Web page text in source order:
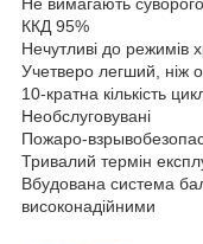
ККД 95%
Нечутливі до режимів
Учетверо легший, ніж
10-кратна кількість
Необслуговувані
Пожаро-
Тривалий термін
Вбудована система
високонадійними